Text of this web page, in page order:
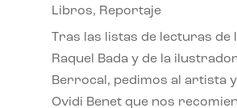
Libros, Reportaje
Tras las listas de lecturas de
Raquel Bada y de la
Berrocal, pedimos al artista
Ovidi Benet que nos